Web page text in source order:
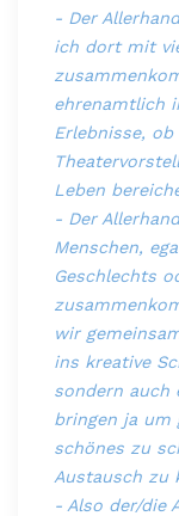
- Der
ich dort mit
ehrenamtlich
Erlebnisse,
Leben
- Der
Menschen,
Geschlechts
wir
ins kreative
sondern auch
bringen ja um
schönes zu
Austausch zu
- Also der/die